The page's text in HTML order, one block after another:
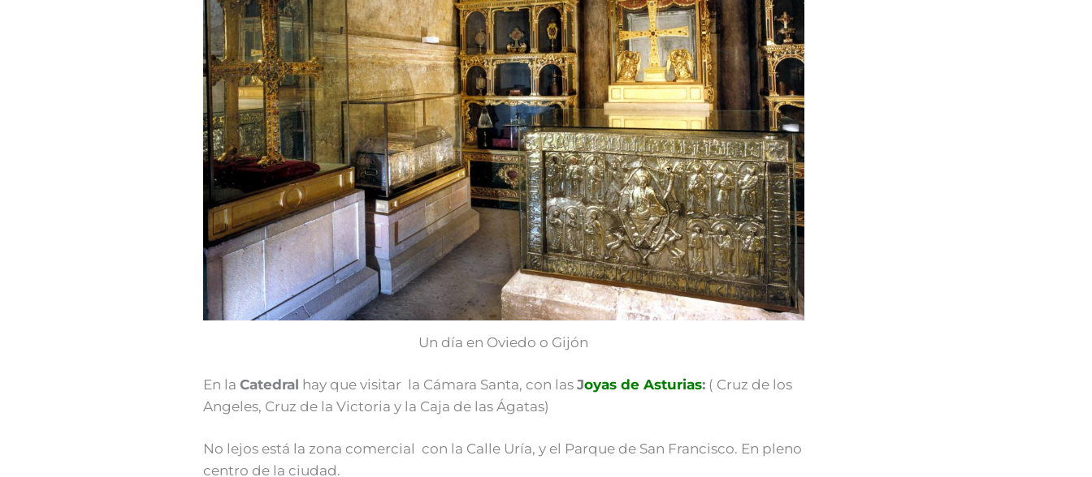
Un día en Oviedo o Gijón
En la Catedral hay que visitar la Cámara Santa, con las Joyas de Asturias:( Cruz de los
Angeles, Cruz de la Victoria y la Caja de las Ágatas)
No lejos está la zona comercial con la Calle Uría, y el Parque de San Francisco. En pleno
centro de la ciudad.